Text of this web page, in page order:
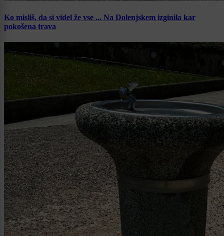
Ko misliš, da si videl že vse ... Na Dolenjskem izginila kar
pokošena trava